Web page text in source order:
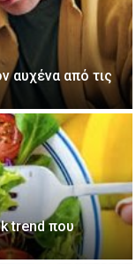
αυχένα από τις
trend που